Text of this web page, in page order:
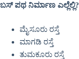
ಬಸ್‌ ಪಥ ನಿರ್ಮಾಣ ಎಲ್ಲೆಲ್ಲಿ?
ಮೈಸೂರು ರಸ್ತೆ
ಮಾಗಡಿ ರಸ್ತೆ
ತುಮಕೂರು ರಸ್ತೆ